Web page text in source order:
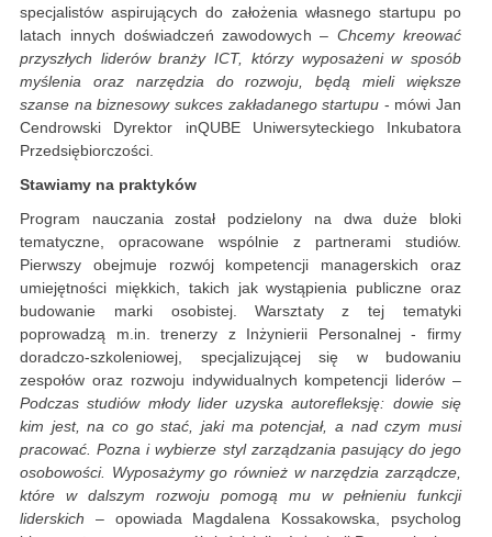
specjalistów aspirujących do założenia własnego startupu po
latach innych doświadczeń zawodowych –Chcemy kreować
przyszłych liderów branży ICT, którzy wyposażeni w sposób
myślenia oraz narzędzia do rozwoju, będą mieli większe
szanse na biznesowy sukces zakładanego startupu - mówi Jan
Cendrowski Dyrektor inQUBE Uniwersyteckiego Inkubatora
Przedsiębiorczości.
Stawiamy na praktyków
Program nauczania został podzielony na dwa duże bloki
tematyczne, opracowane wspólnie z partnerami studiów.
Pierwszy obejmuje rozwój kompetencji managerskich oraz
umiejętności miękkich, takich jak wystąpienia publiczne oraz
budowanie marki osobistej. Warsztaty z tej tematyki
poprowadzą m.in. trenerzy z Inżynierii Personalnej - firmy
doradczo-szkoleniowej, specjalizującej się w budowaniu
zespołów oraz rozwoju indywidualnych kompetencji liderów –
Podczas studiów młody lider uzyska autorefleksję: dowie się
kim jest, na co go stać, jaki ma potencjał, a nad czym musi
pracować. Pozna i wybierze styl zarządzania pasujący do jego
osobowości. Wyposażymy go również w narzędzia zarządcze,
które w dalszym rozwoju pomogą mu w pełnieniu funkcji
liderskich – opowiada Magdalena Kossakowska, psycholog